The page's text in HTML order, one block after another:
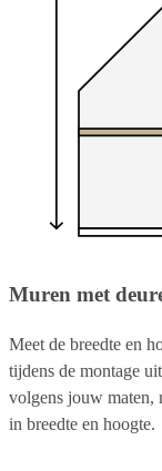
Muren met
Meet de breedte en
tijdens de montage
volgens jouw maten,
in breedte en hoogte.